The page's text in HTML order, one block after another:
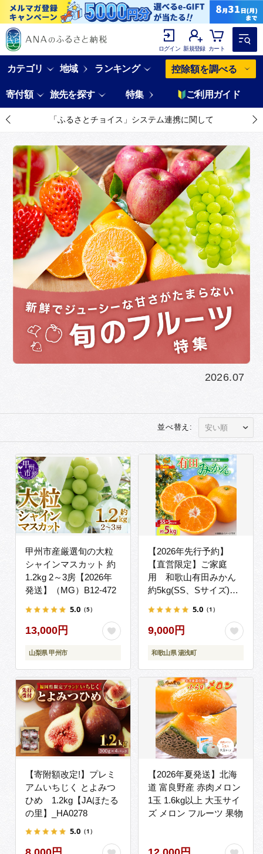
ログイン 新規登録 カート
カテゴリ 地域 ランキング 控除額を調べる
寄付額 旅先を探す 特集 ご利用ガイド
「ふるさとチョイス」システム連携に関して
2026.07
並べ替え:
甲州市産厳選旬の大粒
シャインマスカット 約
1.2kg 2～3房【2026年
発送】（MG）B12-472
5.0 （5）
13,000円
山梨県 甲州市
【2026年先行予約】
【直営限定】ご家庭
用 和歌山有田みかん
約5kg(SS、Sサイズ)
5.0 （1）
9,000円
和歌山県 湯浅町
【寄附額改定!】プレミ
アムいちじく とよみつ
ひめ 1.2kg【JAほたる
の里】_HA0278
5.0 （1）
【2026年夏発送】北海
道 富良野産 赤肉メロン
1玉 1.6kg以上 大玉サイ
ズ メロン フルーツ 果物